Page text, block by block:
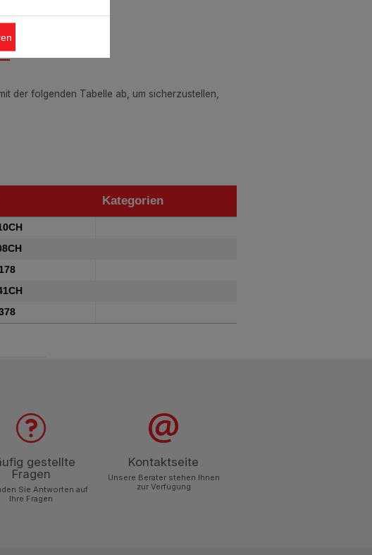
der folgenden Tabelle ab, um sicherzustellen,
Kategorien
gestellte
Fragen
Sie Antworten auf
Ihre Fragen
Kontaktseite
Unsere Berater stehen Ihnen
zur Verfügung